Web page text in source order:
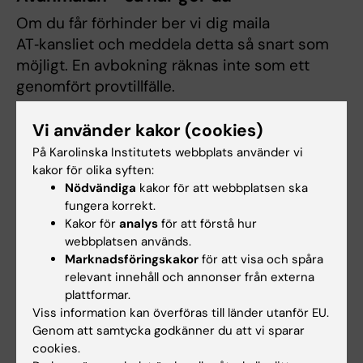
Om du får förhinder ber vi dig maila
AT‑kansliet och meddela detta så snart som
möjligt. En avbokning räknas inte som ett
genomfört provtillfälle.
Dokument
Regelverk eAT-provet (PDF, 161.45 KB)
Intyg på heder och samvete
Bedömningsmall med gula markeringar som
visar på tvingande informationsfält.
(PDF, 307.02
KB)
Vi använder kakor (cookies)
På Karolinska Institutets webbplats använder vi
kakor för olika syften:
Nödvändiga kakor för att webbplatsen ska
fungera korrekt.
Kakor för analys för att förstå hur
webbplatsen används.
Marknadsföringskakor för att visa och spåra
relevant innehåll och annonser från externa
plattformar.
Viss information kan överföras till länder utanför EU.
Genom att samtycka godkänner du att vi sparar
cookies.